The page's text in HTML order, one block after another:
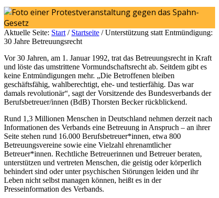
Aktuelle Seite: Start / Startseite /Unterstützung statt Entmündigung:
30 Jahre Betreuungsrecht
Vor 30 Jahren, am 1. Januar 1992, trat das Betreuungsrecht in Kraft
und löste das umstrittene Vormundschaftsrecht ab. Seitdem gibt es
keine Entmündigungen mehr. „Die Betroffenen bleiben
geschäftsfähig, wahlberechtigt, ehe- und testierfähig. Das war
damals revolutionär“, sagt der Vorsitzende des Bundesverbands der
Berufsbetreuer/innen (BdB) Thorsten Becker rückblickend.
Rund 1,3 Millionen Menschen in Deutschland nehmen derzeit nach
Informationen des Verbands eine Betreuung in Anspruch – an ihrer
Seite stehen rund 16.000 Berufsbetreuer*innen, etwa 800
Betreuungsvereine sowie eine Vielzahl ehrenamtlicher
Betreuer*innen. Rechtliche Betreuerinnen und Betreuer beraten,
unterstützen und vertreten Menschen, die geistig oder körperlich
behindert sind oder unter psychischen Störungen leiden und ihr
Leben nicht selbst managen können, heißt es in der
Presseinformation des Verbands.